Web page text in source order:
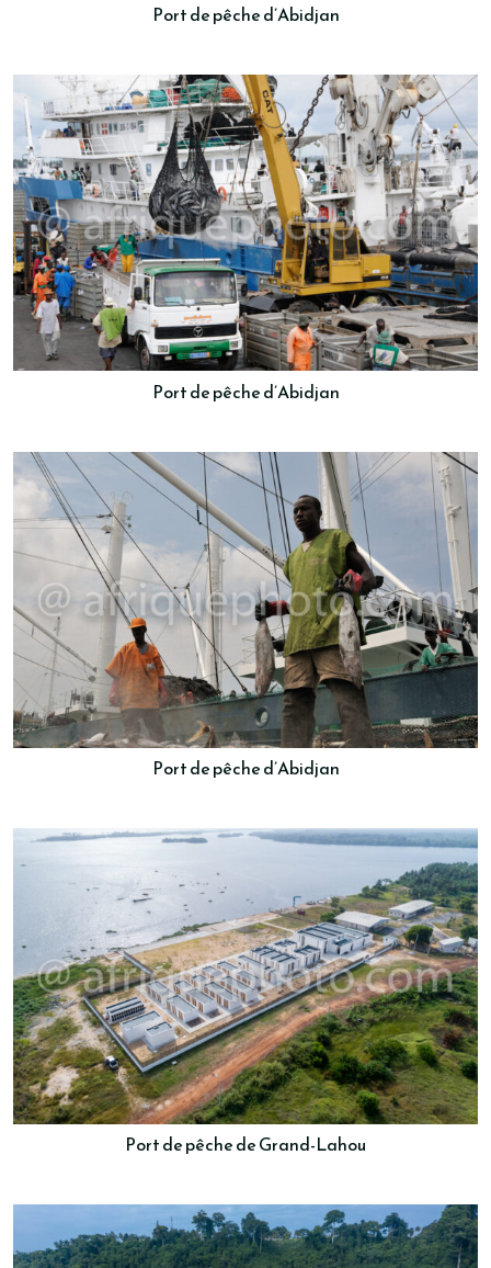
Port de pêche d’Abidjan
Port de pêche d’Abidjan
Port de pêche d’Abidjan
Port de pêche de Grand-Lahou